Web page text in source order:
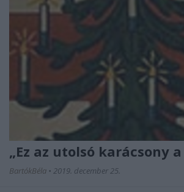
„Ez az utolsó karácsony
BartókBéla • 2019. december 25.